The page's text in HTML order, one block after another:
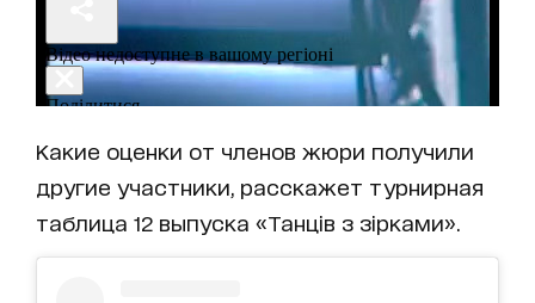
Какие оценки от членов жюри получили
другие участники, расскажет турнирная
таблица 12 выпуска «Танців з зірками».